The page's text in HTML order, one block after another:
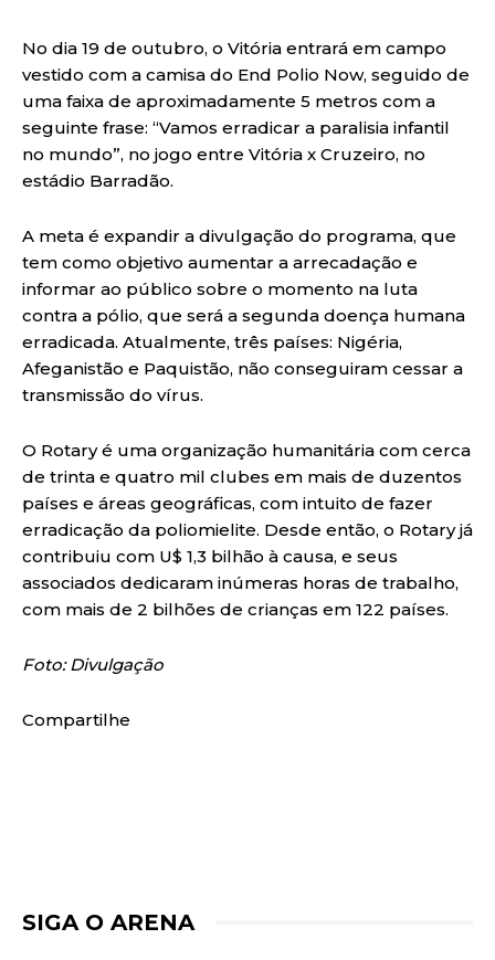
No dia 19 de outubro, o Vitória entrará em campo
vestido com a camisa do End Polio Now, seguido de
uma faixa de aproximadamente 5 metros com a
seguinte frase: “Vamos erradicar a paralisia infantil
no mundo”, no jogo entre Vitória x Cruzeiro, no
estádio Barradão.
A meta é expandir a divulgação do programa, que
tem como objetivo aumentar a arrecadação e
informar ao público sobre o momento na luta
contra a pólio, que será a segunda doença humana
erradicada. Atualmente, três países: Nigéria,
Afeganistão e Paquistão, não conseguiram cessar a
transmissão do vírus.
O Rotary é uma organização humanitária com cerca
de trinta e quatro mil clubes em mais de duzentos
países e áreas geográficas, com intuito de fazer
erradicação da poliomielite. Desde então, o Rotary já
contribuiu com U$ 1,3 bilhão à causa, e seus
associados dedicaram inúmeras horas de trabalho,
com mais de 2 bilhões de crianças em 122 países.
Foto: Divulgação
Compartilhe
SIGA O ARENA